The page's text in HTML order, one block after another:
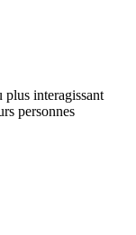
plus interagissant
personnes